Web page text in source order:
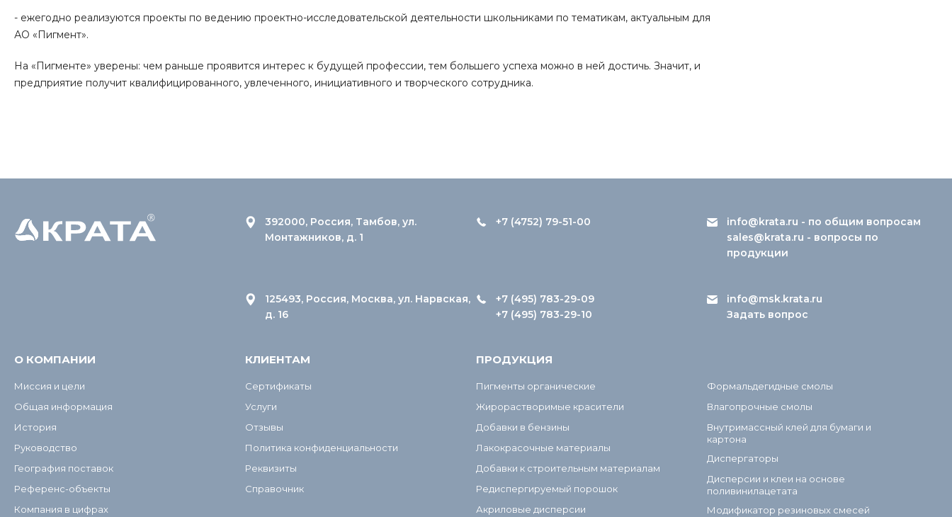
- ежегодно реализуются проекты по ведению проектно-исследовательской деятельности школьниками по тематикам, актуальным для
АО «Пигмент».
На «Пигменте» уверены: чем раньше проявится интерес к будущей профессии, тем большего успеха можно в ней достичь. Значит, и
предприятие получит квалифицированного, увлеченного, инициативного и творческого сотрудника.
392000, Россия, Тамбов, ул.
Монтажников, д. 1
+7 (4752) 79-51-00 info@krata.ru - по общим вопросам
sales@krata.ru - вопросы по
продукции
125493, Россия, Москва, ул. Нарвская,
д. 16
+7 (495) 783-29-09
+7 (495) 783-29-10
info@msk.krata.ru
Задать вопрос
О КОМПАНИИ
Миссия и цели
Общая информация
История
Руководство
География поставок
Референс-объекты
Компания в цифрах
КЛИЕНТАМ
Сертификаты
Услуги
Отзывы
Политика конфиденциальности
Реквизиты
Справочник
ПРОДУКЦИЯ
Пигменты органические
Жирорастворимые красители
Добавки в бензины
Лакокрасочные материалы
Добавки к строительным материалам
Редиспергируемый порошок
Акриловые дисперсии
Формальдегидные смолы
Влагопрочные смолы
Внутримассный клей для бумаги и
картона
Диспергаторы
Дисперсии и клеи на основе
поливинилацетата
Модификатор резиновых смесей